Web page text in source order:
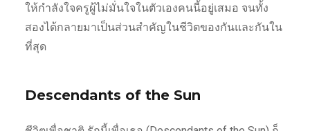
ให้กำลังใจครูผู้ไม่มั่นใจในตัวเองคนนี้อยู่เสมอ จนทั้ง
สองได้กลายมาเป็นส่วนสำคัญในชีวิตของกันและกันใน
ที่สุด
Descendants of the Sun